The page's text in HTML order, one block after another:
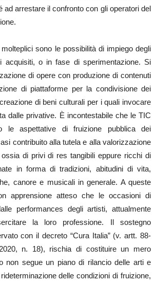
ad arrestare il confronto con gli operatori del
sono le possibilità di impiego degli
acquisiti, o in fase di sperimentazione. Si
di opere con produzione di contenuti
di piattaforme per la condivisione dei
di beni culturali per i quali invocare
dalle privative. È incontestabile che le TIC
le aspettative di fruizione pubblica dei
contribuito alla tutela e alla valorizzazione
di privi di res tangibili eppure ricchi di
in forma di tradizioni, abitudini di vita,
canore e musicali in generale. A queste
apprensione atteso che le occasioni di
performances degli artisti, attualmente
la loro professione. Il sostegno
con il decreto “Cura Italia” (v. artt. 88-
n. 18), rischia di costituire un mero
non segue un piano di rilancio delle arti e
delle condizioni di fruizione,